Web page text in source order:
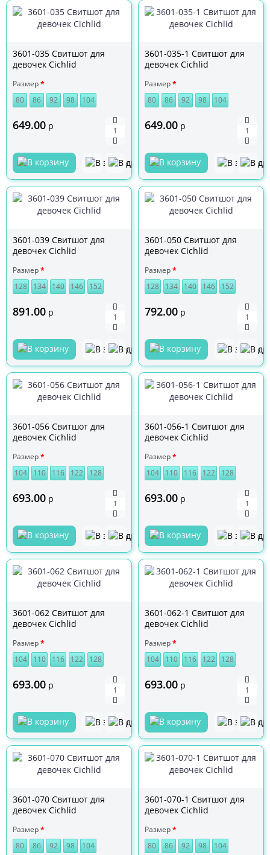
3601-035 Свитшот для
девочек Cichlid
Размер
80
86 92 98 104
649.00 р
3601-035-1 Свитшот для
девочек Cichlid
Размер
80
86 92 98 104
649.00 р
3601-039 Свитшот для
девочек Cichlid
Размер
128
134 140 146 152
891.00 р
3601-050 Свитшот для
девочек Cichlid
Размер
128
134 140 146 152
792.00 р
3601-056 Свитшот для
девочек Cichlid
Размер
104
110 116 122 128
693.00 р
3601-056-1 Свитшот для
девочек Cichlid
Размер
104
110 116 122 128
693.00 р
3601-062 Свитшот для
девочек Cichlid
Размер
104
110 116 122 128
693.00 р
3601-062-1 Свитшот для
девочек Cichlid
Размер
104
110 116 122 128
693.00 р
3601-070 Свитшот для
девочек Cichlid
Размер
80
86 92 98 104
3601-070-1 Свитшот для
девочек Cichlid
Размер
80
86 92 98 104